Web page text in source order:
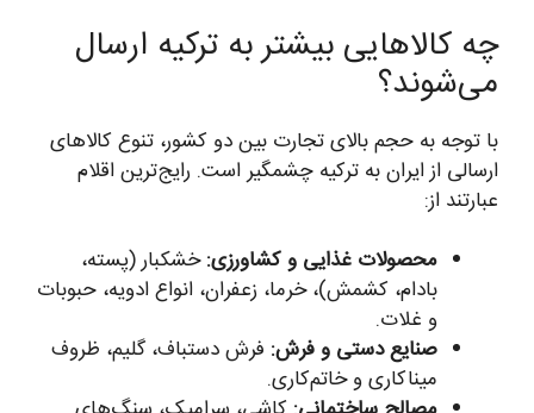
چه کالاهایی بیشتر به ترکیه ارسال
می‌شوند؟
با توجه به حجم بالای تجارت بین دو کشور، تنوع کالاهای
ارسالی از ایران به ترکیه چشمگیر است. رایج‌ترین اقلام
عبارتند از:
محصولات غذایی و کشاورزی:خشکبار (پسته،
بادام، کشمش)، خرما، زعفران، انواع ادویه، حبوبات
و غلات.
صنایع دستی و فرش: فرش دستباف، گلیم، ظروف
میناکاری و خاتم‌کاری.